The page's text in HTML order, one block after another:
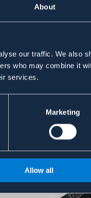
About
our traffic. We also
who may combine it
services.
Marketing
Allow all
Om varumärket